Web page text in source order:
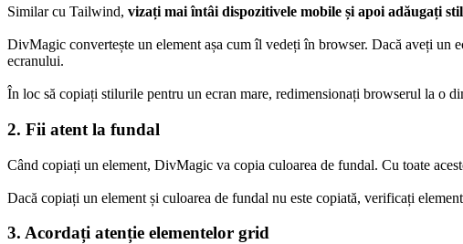
Similar cu Tailwind, vizați mai întâi dispozitivele mobile și apoi adăugați
DivMagic convertește un element așa cum îl vedeți în browser. Dacă aveți un
ecranului.
În loc să copiați stilurile pentru un ecran mare, redimensionați browserul la o
2. Fii atent la fundal
Când copiați un element, DivMagic va copia culoarea de fundal. Cu toate
Dacă copiați un element și culoarea de fundal nu este copiată, verificați
3. Acordați atenție elementelor grid